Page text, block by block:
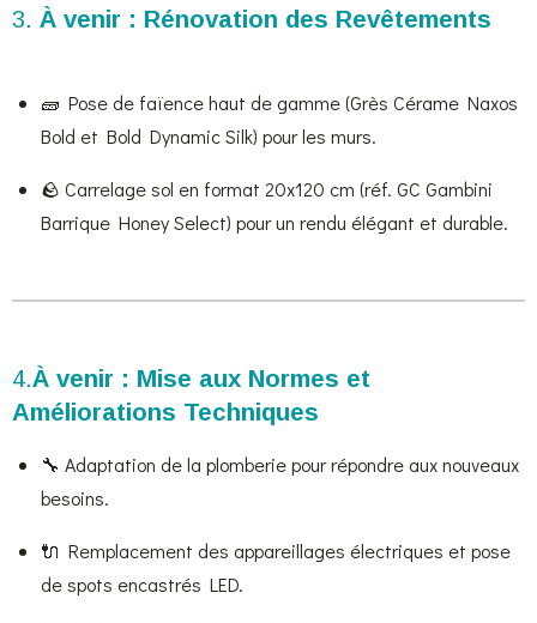
3. À venir : Rénovation des Revêtements
🧱 Pose de faïence haut de gamme (Grès Cérame Naxos
Bold et Bold Dynamic Silk) pour les murs.
🪨 Carrelage sol en format 20x120 cm (réf. GC Gambini
Barrique Honey Select) pour un rendu élégant et durable.
4.À venir : Mise aux Normes et
Améliorations Techniques
🔧 Adaptation de la plomberie pour répondre aux nouveaux
besoins.
🔌 Remplacement des appareillages électriques et pose
de spots encastrés LED.